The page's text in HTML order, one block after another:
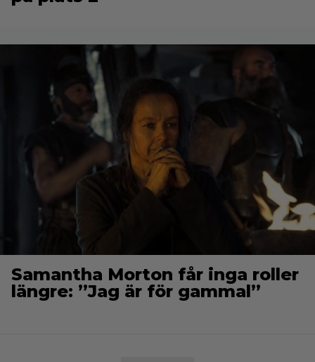
Samantha Morton får inga roller
längre: ”Jag är för gammal”